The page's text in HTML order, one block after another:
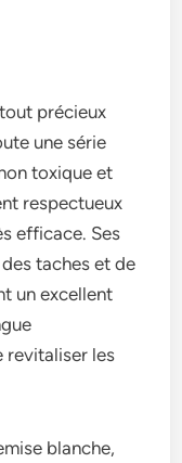
précie­ux
une série
toxique et
respectueux
e­fficace. Ses
taches et de
un e­xcellent
revitaliser le­s
blanche,